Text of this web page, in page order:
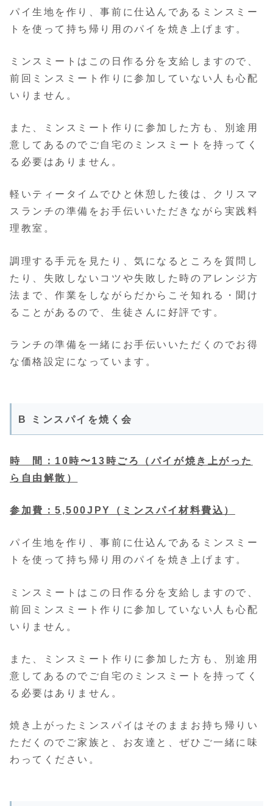
パイ生地を作り、事前に仕込んであるミンスミー
トを使って持ち帰り用のパイを焼き上げます。
ミンスミートはこの日作る分を支給しますので、
前回ミンスミート作りに参加していない人も心配
いりません。
また、ミンスミート作りに参加した方も、別途用
意してあるのでご自宅のミンスミートを持ってく
る必要はありません。
軽いティータイムでひと休憩した後は、クリスマ
スランチの準備をお手伝いいただきながら実践料
理教室。
調理する手元を見たり、気になるところを質問し
たり、失敗しないコツや失敗した時のアレンジ方
法まで、作業をしながらだからこそ知れる・聞け
ることがあるので、生徒さんに好評です。
ランチの準備を一緒にお手伝いいただくのでお得
な価格設定になっています。
B ミンスパイを焼く会
時 間：10時〜13時ごろ（パイが焼き上がった
ら自由解散）
参加費：5,500JPY（ミンスパイ材料費込）
パイ生地を作り、事前に仕込んであるミンスミー
トを使って持ち帰り用のパイを焼き上げます。
ミンスミートはこの日作る分を支給しますので、
前回ミンスミート作りに参加していない人も心配
いりません。
また、ミンスミート作りに参加した方も、別途用
意してあるのでご自宅のミンスミートを持ってく
る必要はありません。
焼き上がったミンスパイはそのままお持ち帰りい
ただくのでご家族と、お友達と、ぜひご一緒に味
わってください。